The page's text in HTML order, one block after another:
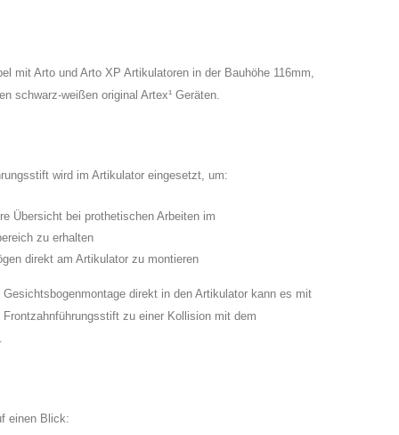
mit Arto und Arto XP Artikulatoren in der Bauhöhe 116mm,
schwarz-weißen original Artex¹ Geräten.
wird im Artikulator eingesetzt, um:
Übersicht bei prothetischen Arbeiten im
zu erhalten
direkt am Artikulator zu montieren
Gesichtsbogenmontage direkt in den Artikulator kann es mit
Frontzahnführungsstift zu einer Kollision mit dem
einen Blick: